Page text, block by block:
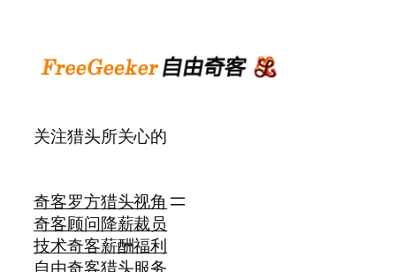
关注猎头所关心的
奇客罗方
奇客顾问
技术奇客
猎头视角
降薪裁员
薪酬福利